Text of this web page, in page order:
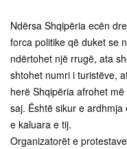
Ndërsa Shqipëria ecën
forca politike që duket se
ndërtohet një rrugë, ata
shtohet numri i turistëve,
herë Shqipëria afrohet
saj. Është sikur e ardhmja
e kaluara e tij.
Organizatorët e